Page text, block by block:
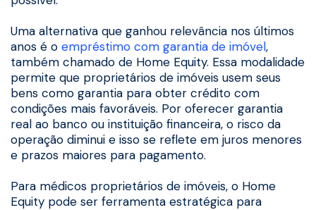
Uma alternativa que ganhou relevância nos últimos
anos é o empréstimo com garantia de imóvel,
também chamado de Home Equity. Essa modalidade
permite que proprietários de imóveis usem seus
bens como garantia para obter crédito com
condições mais favoráveis. Por oferecer garantia
real ao banco ou instituição financeira, o risco da
operação diminui e isso se reflete em juros menores
e prazos maiores para pagamento.
Para médicos proprietários de imóveis, o Home
Equity pode ser ferramenta estratégica para